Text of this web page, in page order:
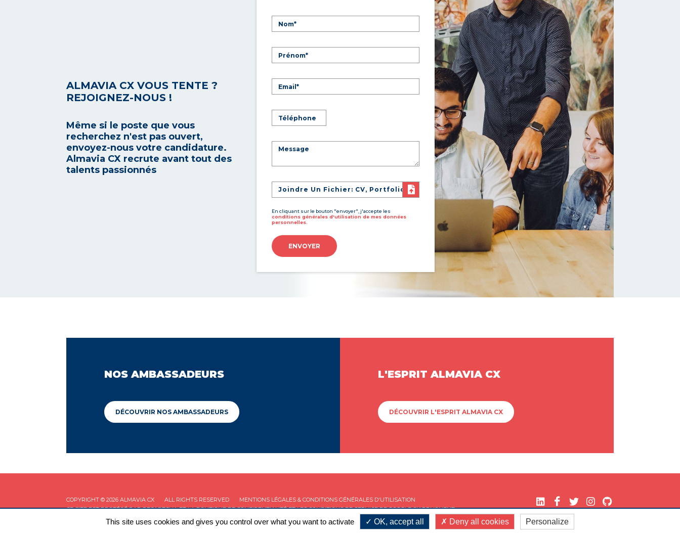
ALMAVIA CX VOUS TENTE ?
REJOIGNEZ-NOUS !
Même si le poste que vous
recherchez n'est pas ouvert,
envoyez-nous votre candidature.
Almavia CX recrute avant tout des
talents passionnés
Joindre Un Fichier: CV, Portfolio
En cliquant sur le bouton "envoyer", j'accepte les
conditions générales d'utilisation de mes données
personnelles.
ENVOYER
NOS AMBASSADEURS
DÉCOUVRIR NOS AMBASSADEURS
L'ESPRIT ALMAVIA CX
DÉCOUVRIR L'ESPRIT ALMAVIA CX
COPYRIGHT © 2026 ALMAVIA CX ALL RIGHTS RESERVED
MENTIONS LÉGALES & CONDITIONS GÉNÉRALES D'UTILISATION
CE SITE EST PROTÉGÉ PAR RECAPTCHA ET LAPOLITIQUE DE CONFIDENTIALITÉET LESCONDITIONS DE SERVICEDE GOOGLE S'APPLIQUENT.
This site uses cookies and gives you control over what you want to activate OK, accept all Deny all cookies Personalize